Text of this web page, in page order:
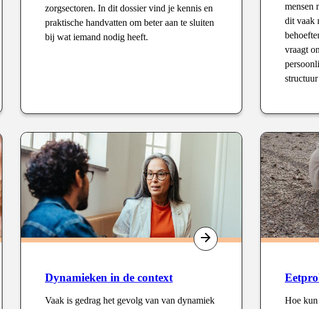
zorgsectoren. In dit dossier vind je kennis en
praktische handvatten om beter aan te sluiten
bij wat iemand nodig heeft.
mensen
dit vaak
vraagt
Dynamieken in de context
Vaak is gedrag het gevolg van van dynamiek
Type
:
Hoe kun
Type
: